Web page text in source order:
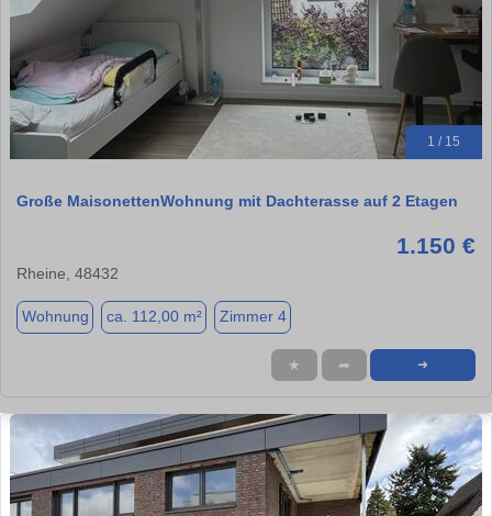
1 / 15
Große MaisonettenWohnung mit Dachterasse auf 2 Etagen
1.150 €
Rheine, 48432
Wohnung ca. 112,00 m² Zimmer 4
★ ➦ ➜